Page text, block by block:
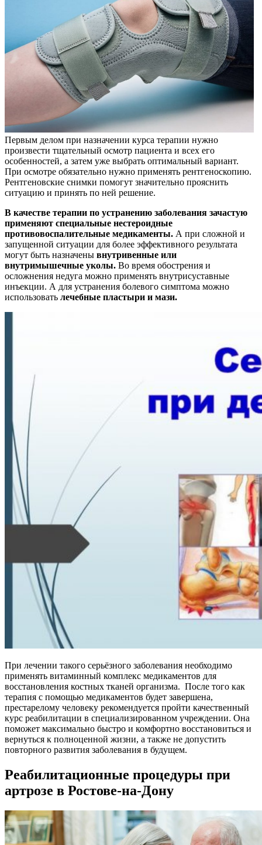
Первым делом при назначении курса терапии нужно
произвести тщательный осмотр пациента и всех его
особенностей, а затем уже выбрать оптимальный вариант.
При осмотре обязательно нужно применять рентгеноскопию.
Рентгеновские снимки помогут значительно прояснить
ситуацию и принять по ней решение.
В качестве терапии по устранению заболевания зачастую
применяют специальные нестероидные
противовоспалительные медикаменты. А при сложной и
запущенной ситуации для более эффективного результата
могут быть назначены внутривенные или
внутримышечные уколы. Во время обострения и
осложнения недуга можно применять внутрисуставные
инъекции. А для устранения болевого симптома можно
использовать лечебные пластыри и мази.
При лечении такого серьёзного заболевания необходимо
применять витаминный комплекс медикаментов для
восстановления костных тканей организма. После того как
терапия с помощью медикаментов будет завершена,
престарелому человеку рекомендуется пройти качественный
курс реабилитации в специализированном учреждении. Она
поможет максимально быстро и комфортно восстановиться и
вернуться к полноценной жизни, а также не допустить
повторного развития заболевания в будущем.
Реабилитационные процедуры при
артрозе в Ростове-на-Дону